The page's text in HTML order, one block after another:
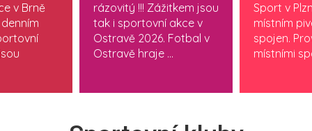
v Brně
rázovitý !!! Zážitkem jsou
tak i sportovní akce v
Ostravě 2026. Fotbal v
Ostravě hraje ...
Sport v
místním
spojen.
místními